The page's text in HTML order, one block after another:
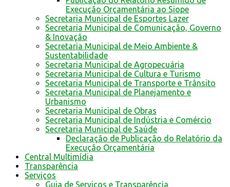
Execução Orçamentária ao Siope
Secretaria Municipal de Esportes Lazer
Secretaria Municipal de Comunicação, Governo
& Inovação
Secretaria Municipal de Meio Ambiente &
Sustentabilidade
Secretaria Municipal de Agropecuária
Secretaria Municipal de Cultura e Turismo
Secretaria Municipal de Transporte e Trânsito
Secretaria Municipal de Planejamento e
Urbanismo
Secretaria Municipal de Obras
Secretaria Municipal de Indústria e Comércio
Secretaria Municipal de Saúde
Declaração de Publicação do Relatório da
Execução Orçamentária
Central Multimídia
Transparência
Serviços
Guia de Serviços e Transparência